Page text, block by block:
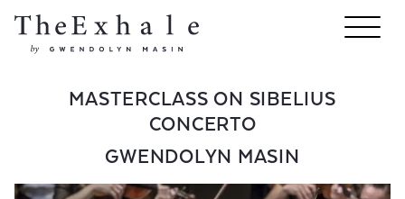
MASTERCLASS ON SIBELIUS
CONCERTO
GWENDOLYN MASIN